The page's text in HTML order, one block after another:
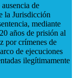
de
la Jurisdicción
mediante
años de prisión al
por crímenes de
de ejecuciones
ilegítimamente